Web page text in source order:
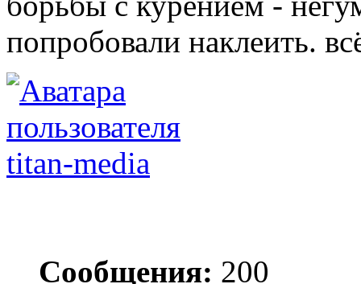
попробовали наклеить.
titan-media
Сообщения: 200